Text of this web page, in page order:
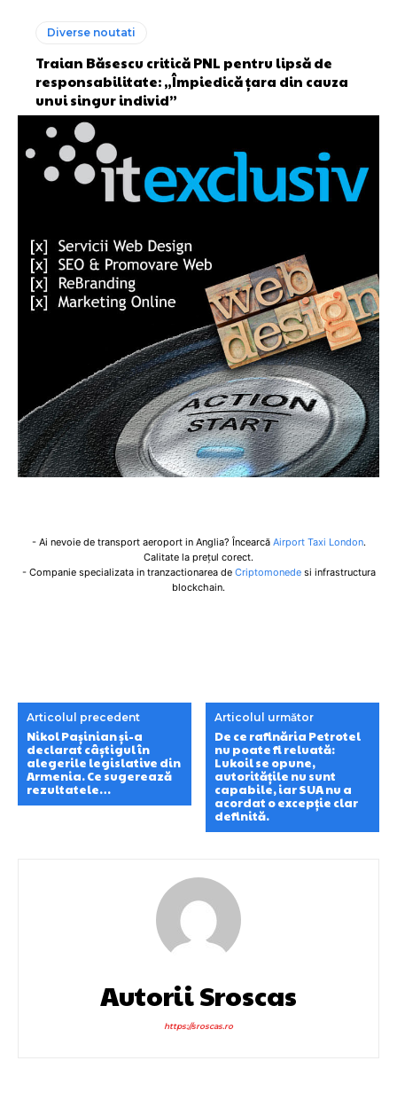
Diverse noutati
Traian Băsescu critică PNL pentru lipsă de
responsabilitate: „Împiedică țara din cauza
unui singur individ”
- Ai nevoie de transport aeroport in Anglia? Încearcă Airport Taxi London.
Calitate la prețul corect.
- Companie specializata in tranzactionarea de Criptomonedesi infrastructura
blockchain.
Articolul precedent
Nikol Pașinian și-a
declarat câștigul în
alegerile legislative din
Armenia. Ce sugerează
rezultatele…
Articolul următor
De ce rafinăria Petrotel
nu poate fi reluată:
Lukoil se opune,
autoritățile nu sunt
capabile, iar SUA nu a
acordat o excepție clar
definită.
Autorii Sroscas
https://sroscas.ro